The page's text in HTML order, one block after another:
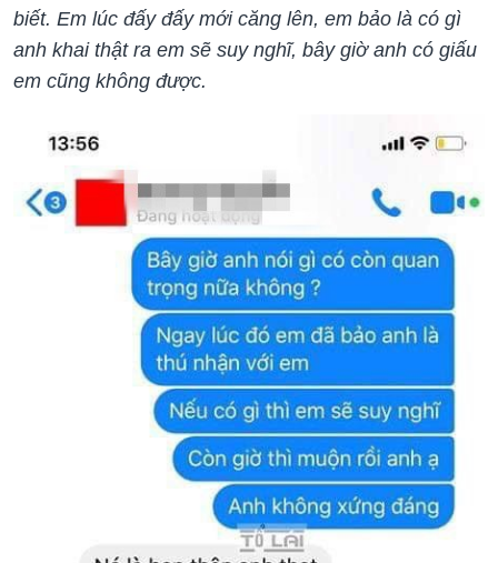
biết. Em lúc đấy đấy mới căng lên, em bảo là có gì
anh khai thật ra em sẽ suy nghĩ, bây giờ anh có giấu
em cũng không được.